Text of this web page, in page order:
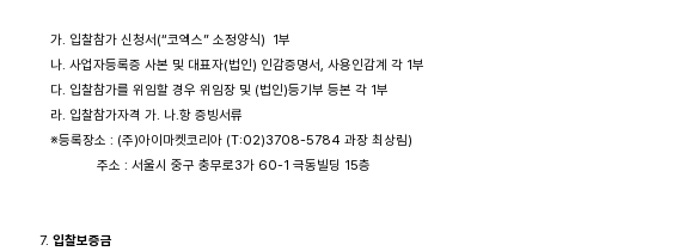
   가. 입찰참가 신청서(“코엑스” 소정양식)  1부
   나. 사업자등록증 사본 및 대표자(법인) 인감증명서, 사용인감계 각 1부
   다. 입찰참가를 위임할 경우 위임장 및 (법인)등기부 등본 각 1부
   라. 입찰참가자격 가. 나.항 증빙서류
   ※등록장소 : (주)아이마켓코리아 (T:02)3708-5784 과장 최상림)
                주소 : 서울시 중구 충무로3가 60-1 극동빌딩 15층
7. 입찰보증금